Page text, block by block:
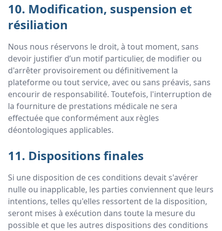
10. Modification, suspension et
résiliation
Nous nous réservons le droit, à tout moment, sans
devoir justifier d’un motif particulier, de modifier ou
d'arrêter provisoirement ou définitivement la
plateforme ou tout service, avec ou sans préavis, sans
encourir de responsabilité. Toutefois, l'interruption de
la fourniture de prestations médicale ne sera
effectuée que conformément aux règles
déontologiques applicables.
11. Dispositions finales
Si une disposition de ces conditions devait s'avérer
nulle ou inapplicable, les parties conviennent que leurs
intentions, telles qu'elles ressortent de la disposition,
seront mises à exécution dans toute la mesure du
possible et que les autres dispositions des conditions